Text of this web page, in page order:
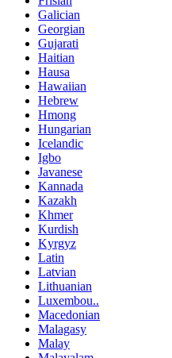
Galician
Georgian
Gujarati
Haitian
Hausa
Hawaiian
Hebrew
Hmong
Hungarian
Icelandic
Igbo
Javanese
Kannada
Kazakh
Khmer
Kurdish
Kyrgyz
Latin
Latvian
Lithuanian
Luxembou..
Macedonian
Malagasy
Malay